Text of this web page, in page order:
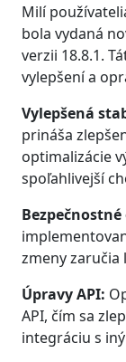
Milí
bola vydaná
verzii 18.8.1.
vylepšení a
Vylepšená
prináša
optimalizácie
spoľahlivejší
zmeny zaručia
Úpravy API:
API, čím sa
integráciu s